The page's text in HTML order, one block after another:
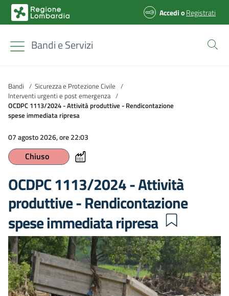
AccedioRegistrati
Bandi e Servizi
Bandi / Sicurezza e Protezione Civile /
Interventi urgenti e post emergenza /
OCDPC 1113/2024 - Attività produttive - Rendicontazione
spese immediata ripresa
07 agosto 2026, ore 22:03
Chiuso
OCDPC 1113/2024 - Attività
produttive - Rendicontazione
spese immediata ripresa